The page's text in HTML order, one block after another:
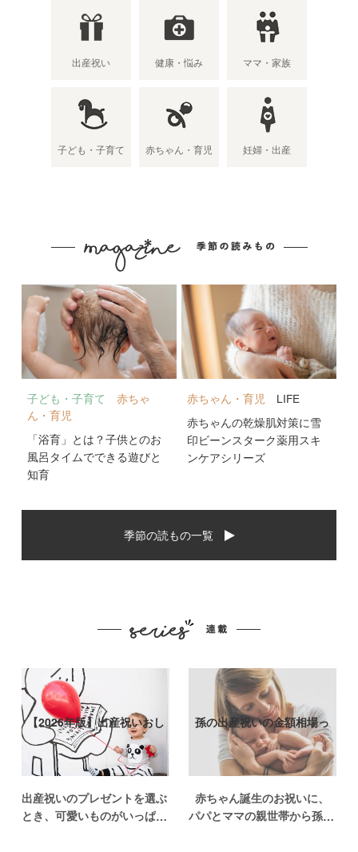
出産祝い 健康・悩み ママ・家族
子ども・子育て 赤ちゃん・育児 妊婦・出産
子ども・子育て
赤ちゃ
ん・育児
「浴育」とは？子供とのお
風呂タイムでできる遊びと
知育
赤ちゃん・育児
LIFE
赤ちゃんの乾燥肌対策に雪
印ビーンスターク薬用スキ
ンケアシリーズ
季節の読もの一覧
【2026年版】出産祝いおし
ゃれなプ…
出産祝いのプレゼントを選ぶ
とき、可愛いものがいっぱい
孫の出産祝いの金額相場っ
て？出産祝い…
赤ちゃん誕生のお祝いに、
パパとママの親世帯から孫誕